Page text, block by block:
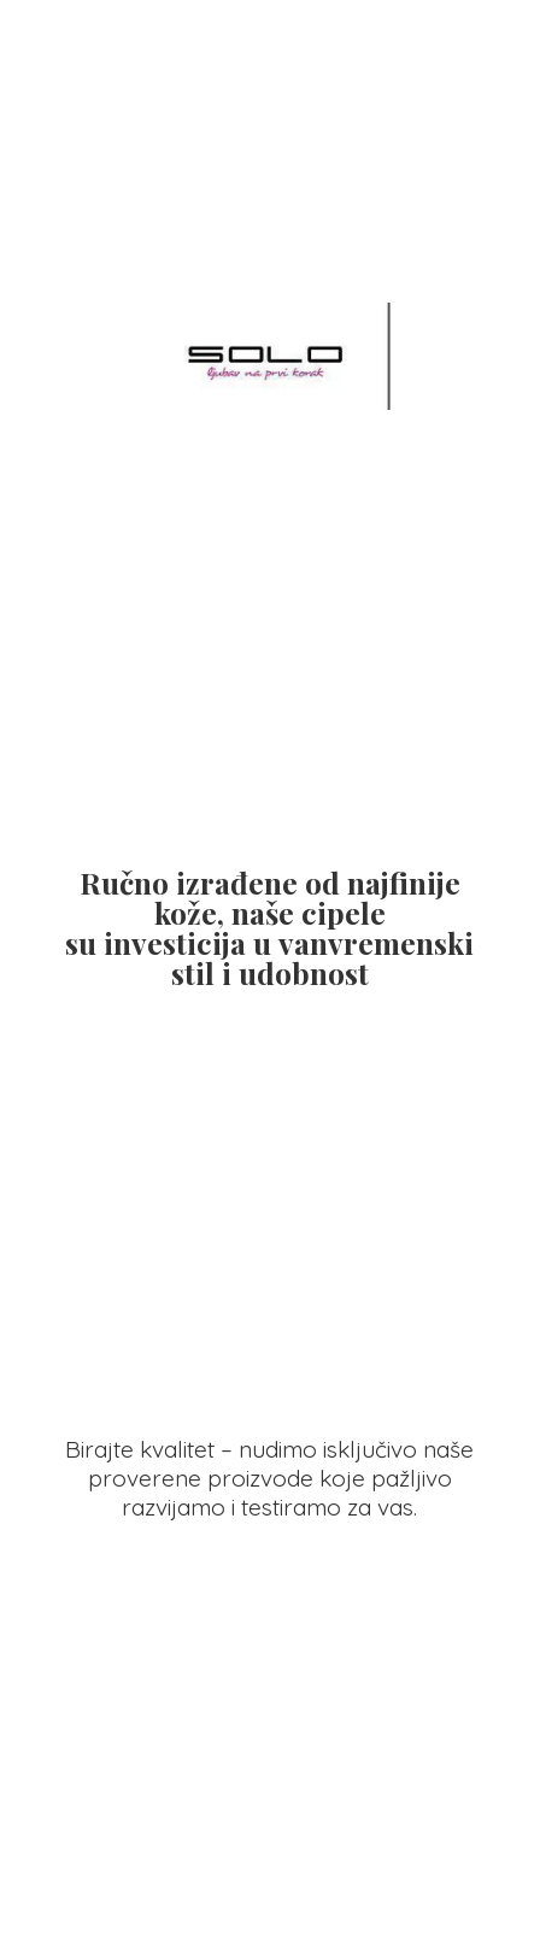
Ručno izrađene od najfinije
kože, naše cipele
su investicija u vanvremenski
stili udobnost
Birajte kvalitet – nudimo isključivo naše
proverene proizvode koje pažljivo
razvijamo i testiramo za vas.